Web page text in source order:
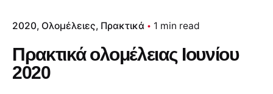
2020 Ολομέλειες Πρακτικά 1 min read
Πρακτικά ολομέλειας Ιουνίου
2020